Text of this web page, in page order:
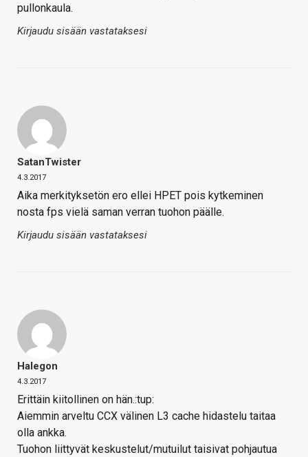
pullonkaula.
Kirjaudu sisään vastataksesi
SatanTwister
4.3.2017
Aika merkityksetön ero ellei HPET pois kytkeminen
nosta fps vielä saman verran tuohon päälle.
Kirjaudu sisään vastataksesi
Halegon
4.3.2017
Erittäin kiitollinen on hän.:tup:
Aiemmin arveltu CCX välinen L3 cache hidastelu taitaa
olla ankka.
Tuohon liittyvät keskustelut/mutuilut taisivat pohjautua